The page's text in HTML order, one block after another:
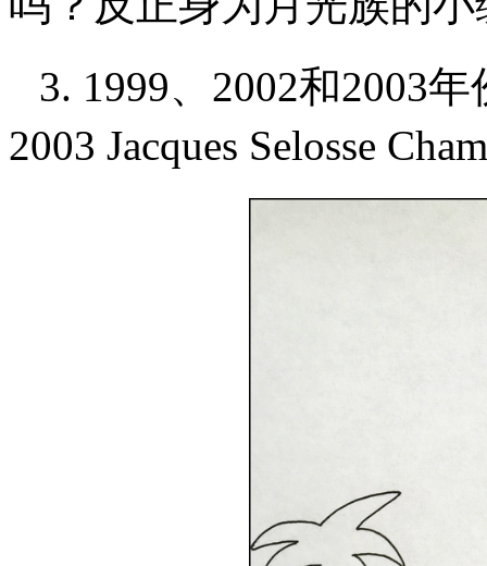
3. 1999、2002和2003
2003 Jacques Selosse